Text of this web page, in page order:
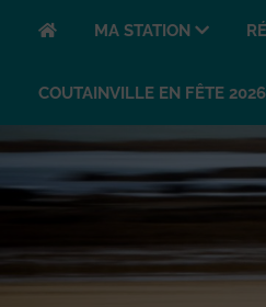
MA STATION
COUTAINVILLE EN FÊTE 2026